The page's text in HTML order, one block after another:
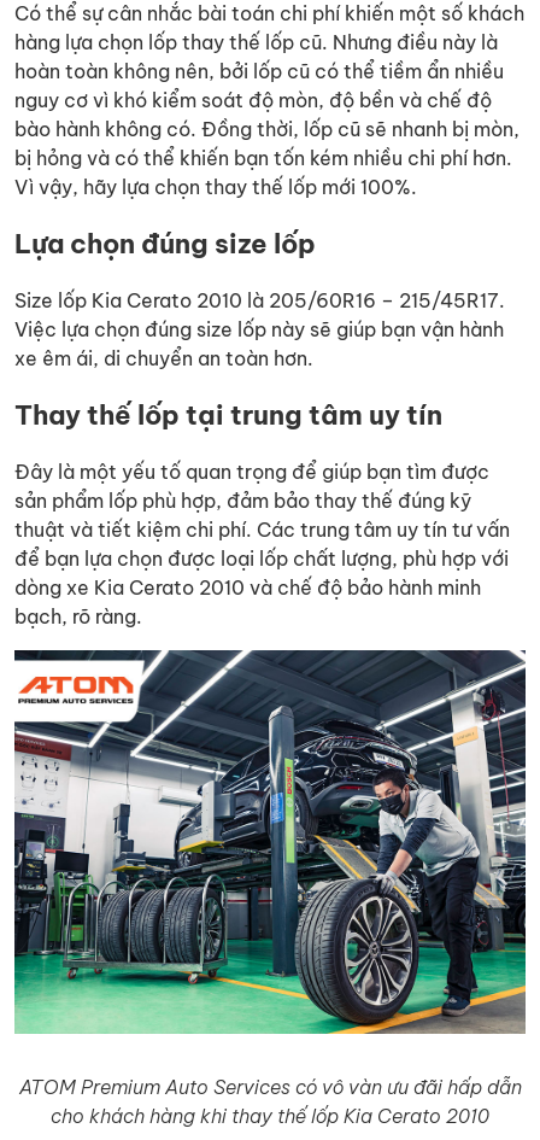
Có thể sự cân nhắc bài toán chi phí khiến một số khách
hàng lựa chọn lốp thay thế lốp cũ. Nhưng điều này là
hoàn toàn không nên, bởi lốp cũ có thể tiềm ẩn nhiều
nguy cơ vì khó kiểm soát độ mòn, độ bền và chế độ
bào hành không có. Đồng thời, lốp cũ sẽ nhanh bị mòn,
bị hỏng và có thể khiến bạn tốn kém nhiều chi phí hơn.
Vì vậy, hãy lựa chọn thay thế lốp mới 100%.
Lựa chọn đúng size lốp
Size lốp Kia Cerato 2010 là 205/60R16 – 215/45R17.
Việc lựa chọn đúng size lốp này sẽ giúp bạn vận hành
xe êm ái, di chuyển an toàn hơn.
Thay thế lốp tại trung tâm uy tín
Đây là một yếu tố quan trọng để giúp bạn tìm được
sản phẩm lốp phù hợp, đảm bảo thay thế đúng kỹ
thuật và tiết kiệm chi phí. Các trung tâm uy tín tư vấn
để bạn lựa chọn được loại lốp chất lượng, phù hợp với
dòng xe Kia Cerato 2010 và chế độ bảo hành minh
bạch, rõ ràng.
ATOM Premium Auto Services có vô vàn ưu đãi hấp dẫn
cho khách hàng khi thay thế lốp Kia Cerato 2010